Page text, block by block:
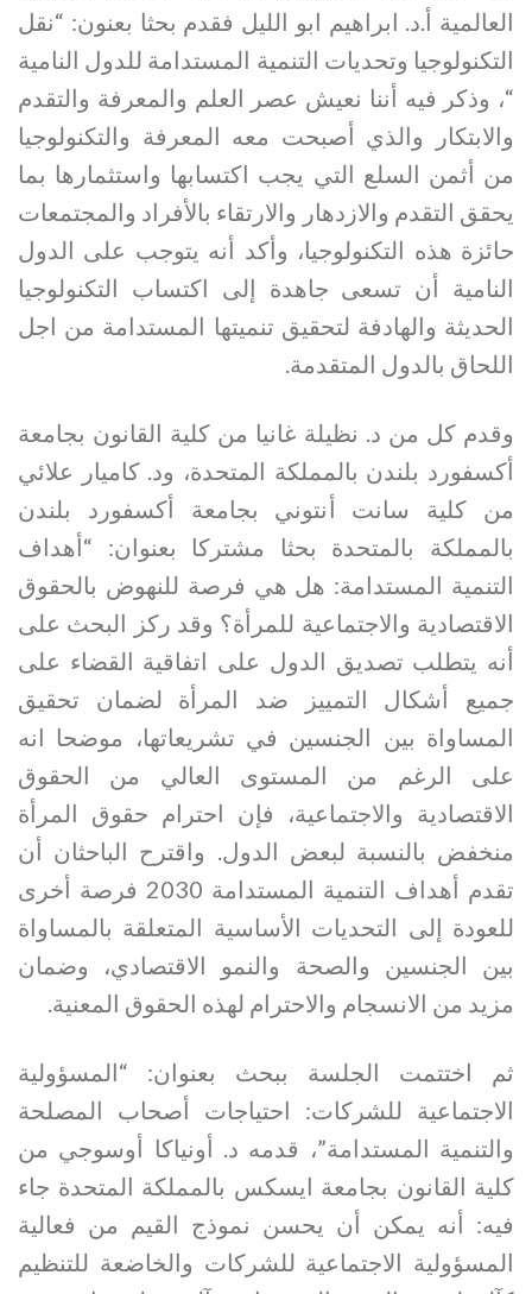
العالمية أ.د. ابراهيم ابو الليل فقدم بحثا بعنون: “نقل
التكنولوجيا وتحديات التنمية المستدامة للدول النامية
“، وذكر فيه أننا نعيش عصر العلم والمعرفة والتقدم
والابتكار والذي أصبحت معه المعرفة والتكنولوجيا
من أثمن السلع التي يجب اكتسابها واستثمارها بما
يحقق التقدم والازدهار والارتقاء بالأفراد والمجتمعات
حائزة هذه التكنولوجيا، وأكد أنه يتوجب على الدول
النامية أن تسعى جاهدة إلى اكتساب التكنولوجيا
الحديثة والهادفة لتحقيق تنميتها المستدامة من اجل
اللحاق بالدول المتقدمة.
وقدم كل من د. نظيلة غانيا من كلية القانون بجامعة
أكسفورد بلندن بالمملكة المتحدة، ود. كاميار علائي
من كلية سانت أنتوني بجامعة أكسفورد بلندن
بالمملكة بالمتحدة بحثا مشتركا بعنوان: “أهداف
التنمية المستدامة: هل هي فرصة للنهوض بالحقوق
الاقتصادية والاجتماعية للمرأة؟ وقد ركز البحث على
أنه يتطلب تصديق الدول على اتفاقية القضاء على
جميع أشكال التمييز ضد المرأة لضمان تحقيق
المساواة بين الجنسين في تشريعاتها، موضحا انه
على الرغم من المستوى العالي من الحقوق
الاقتصادية والاجتماعية، فإن احترام حقوق المرأة
منخفض بالنسبة لبعض الدول. واقترح الباحثان أن
تقدم أهداف التنمية المستدامة 2030 فرصة أخرى
للعودة إلى التحديات الأساسية المتعلقة بالمساواة
بين الجنسين والصحة والنمو الاقتصادي، وضمان
مزيد من الانسجام والاحترام لهذه الحقوق المعنية.
ثم اختتمت الجلسة ببحث بعنوان: “المسؤولية
الاجتماعية للشركات: احتياجات أصحاب المصلحة
والتنمية المستدامة”، قدمه د. أونياكا أوسوجي من
كلية القانون بجامعة ايسكس بالمملكة المتحدة جاء
فيه: أنه يمكن أن يحسن نموذج القيم من فعالية
المسؤولية الاجتماعية للشركات والخاضعة للتنظيم